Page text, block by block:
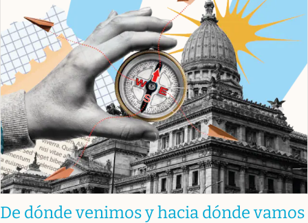
De dónde venimos y hacia dónde vamos